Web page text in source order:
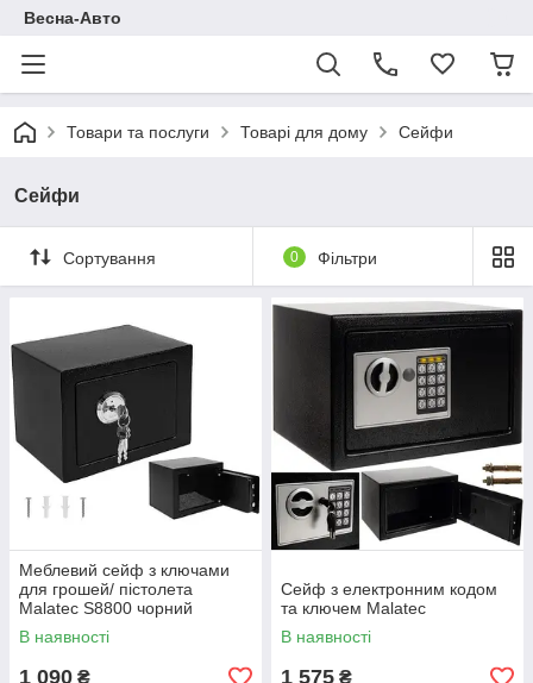
Весна-Авто
Товари та послуги Товарі для дому Сейфи
Сейфи
Сортування 0 Фільтри
Меблевий сейф з ключами
для грошей/ пістолета
Malatec S8800 чорний
В наявності
1 090 ₴
Сейф з електронним кодом
та ключем Malatec
В наявності
1 575 ₴